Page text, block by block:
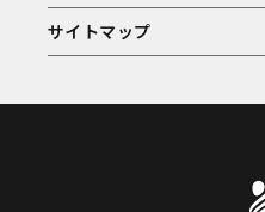
サイトマップ